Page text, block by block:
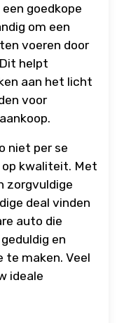
goedkope
om een
voeren door
helpt
aan het licht
voor
niet per se
kwaliteit. Met
zorgvuldige
deal vinden
auto die
en
te maken. Veel
ideale